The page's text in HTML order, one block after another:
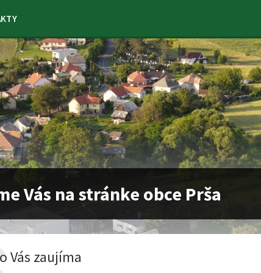
Vás na stránke obce Prša
Vás zaujíma